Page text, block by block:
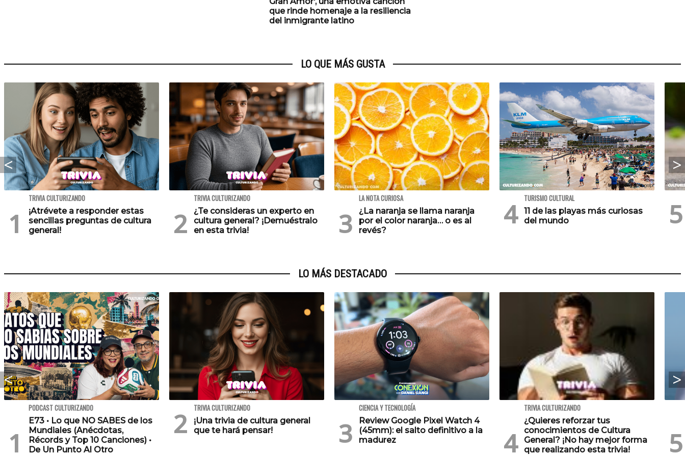
que rinde homenaje a la resiliencia
del inmigrante latino
LO QUE MÁS GUSTA
TRIVIA CULTURIZANDO
¡Atrévete a responder estas
sencillas preguntas de cultura
general!
TRIVIA CULTURIZANDO
¿Te consideras un experto en
cultura general? ¡Demuéstralo
en esta trivia!
LA NOTA CURIOSA
¿La naranja se llama naranja
por el color naranja… o es al
revés?
TURISMO CULTURAL
11 de las playas más curiosas
del mundo
LO MÁS DESTACADO
PODCAST CULTURIZANDO
E73 • Lo que NO SABES de los
Mundiales (Anécdotas,
Récords y Top 10 Canciones) •
De Un Punto Al Otro
TRIVIA CULTURIZANDO
¡Una trivia de cultura general
que te hará pensar!
CIENCIA Y TECNOLOGÍA
Review Google Pixel Watch 4
(45mm): el salto definitivo a la
madurez
TRIVIA CULTURIZANDO
¿Quieres reforzar tus
conocimientos de Cultura
General? ¡No hay mejor forma
que realizando esta trivia!